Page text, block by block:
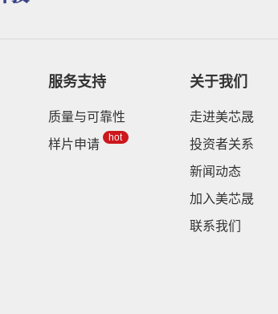
服务支持
质量与可靠性
样片申请
hot
关于我们
走进美芯晟
投资者关系
新闻动态
加入美芯晟
联系我们